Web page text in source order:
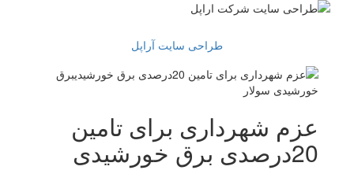
طراحی سایت آراپل
عزم شهرداری برای تامین
20درصدی برق خورشیدی